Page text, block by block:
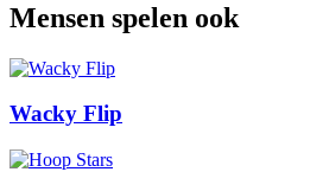
Mensen spelen ook
Wacky Flip